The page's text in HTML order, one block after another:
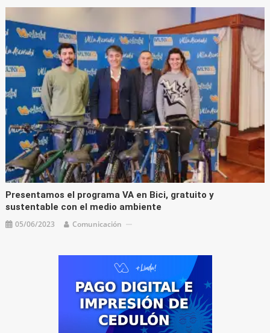
Presentamos el programa VA en Bici, gratuito y
sustentable con el medio ambiente
05/06/2023 Comunicación